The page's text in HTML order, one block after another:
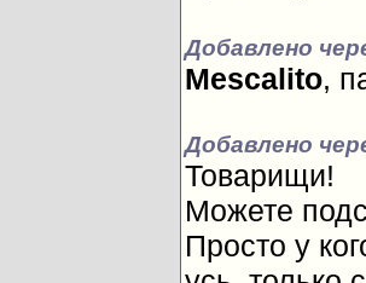
Добавлено
Mescalito,
Добавлено
Товарищи!
Можете
Просто у